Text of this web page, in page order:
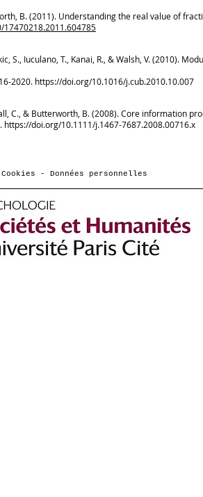
B. (2011). Understanding the real value of
S., Iuculano, T., Kanai, R., & Walsh, V. (2010).
2020. https://doi.org/10.1016/j.cub.2010.10.007
C., & Butterworth, B. (2008). Core information
https://doi.org/10.1111/j.1467-7687.2008.00716.x
- Données personnelles